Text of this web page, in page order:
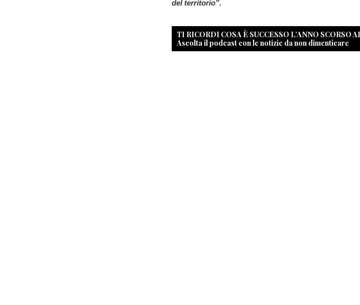
del territorio”.
TI RICORDI COSA È SUCCESSO L’ANNO SCORSO
Ascolta il podcast con le notizie da non dimenticare